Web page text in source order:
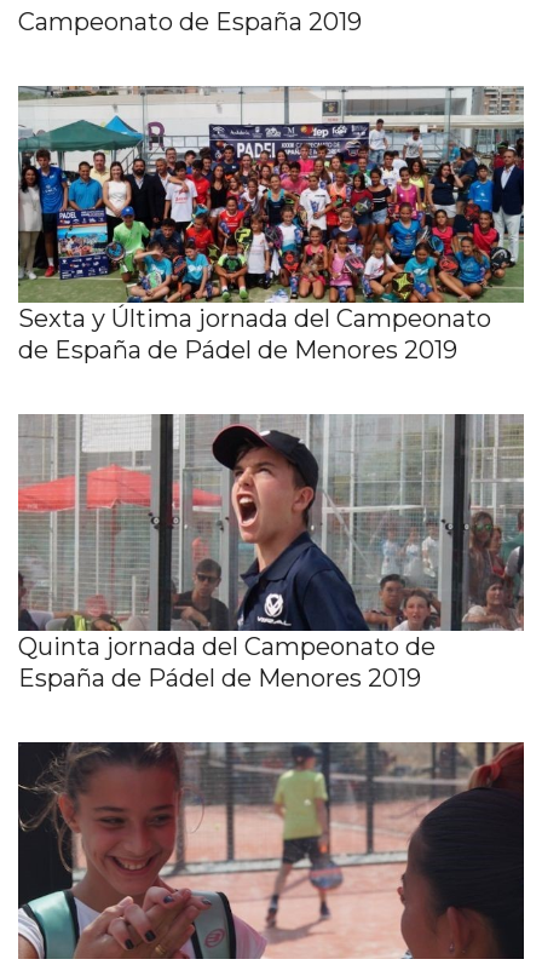
Campeonato de España 2019
Sexta y Última jornada del Campeonato
de España de Pádel de Menores 2019
Quinta jornada del Campeonato de
España de Pádel de Menores 2019